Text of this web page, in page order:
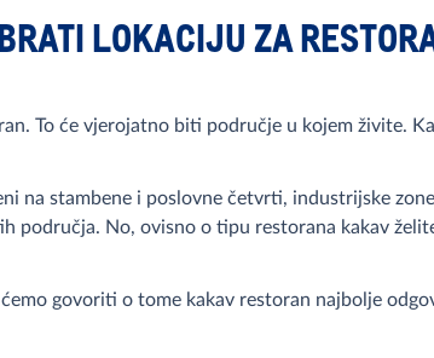
LOKACIJU ZA
To će vjerojatno biti područje u kojem živite.
na stambene i poslovne četvrti, industrijske
područja. No, ovisno o tipu restorana kakav
govoriti o tome kakav restoran najbolje